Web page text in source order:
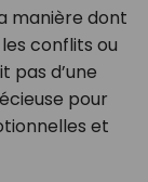
manière dont
conflits ou
pas d’une
pour
et